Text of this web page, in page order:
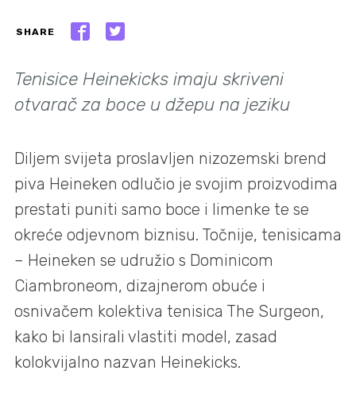
SHARE
Tenisice Heinekicks imaju skriveni
otvarač za boce u džepu na jeziku
Diljem svijeta proslavljen nizozemski brend
piva Heineken odlučio je svojim proizvodima
prestati puniti samo boce i limenke te se
okreće odjevnom biznisu. Točnije, tenisicama
– Heineken se udružio s Dominicom
Ciambroneom, dizajnerom obuće i
osnivačem kolektiva tenisica The Surgeon,
kako bi lansirali vlastiti model, zasad
kolokvijalno nazvan Heinekicks.